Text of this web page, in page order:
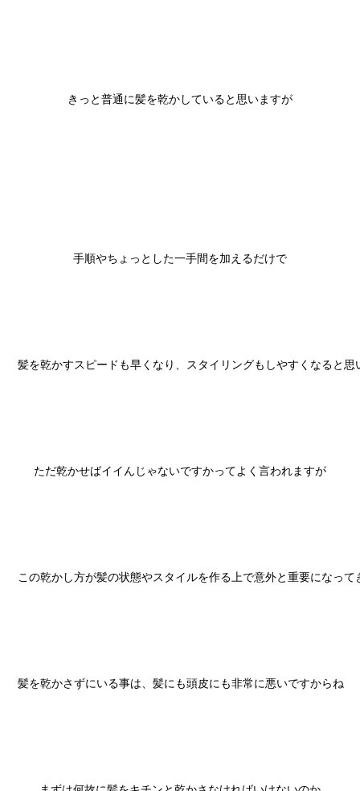
きっと普通に髪を乾かしていると思いますが
手順やちょっとした一手間を加えるだけで
髪を乾かすスピードも早くなり、スタイリングもしやすくなると思
ただ乾かせばイイんじゃないですかってよく言われますが
この乾かし方が髪の状態やスタイルを作る上で意外と重要になって
髪を乾かさずにいる事は、髪にも頭皮にも非常に悪いですからね